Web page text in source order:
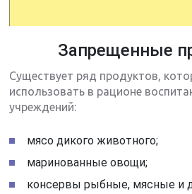
Запрещенные
Существует ряд продуктов,
использовать в рационе
учреждений:
мясо дикого животного;
маринованные овощи;
консервы рыбные, мясные и